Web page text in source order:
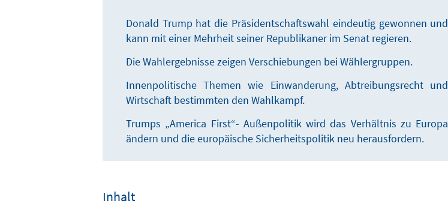
Donald Trump hat die Präsidentschaftswahl eindeutig gewonnen und
kann mit einer Mehrheit seiner Republikaner im Senat regieren.
Die Wahlergebnisse zeigen Verschiebungen bei Wählergruppen.
Innenpolitische Themen wie Einwanderung, Abtreibungsrecht und
Wirtschaft bestimmten den Wahlkampf.
Trumps „America First“- Außenpolitik wird das Verhältnis zu Europa
ändern und die europäische Sicherheitspolitik neu herausfordern.
Inhalt